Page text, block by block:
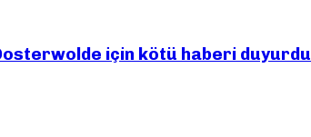
için kötü haberi duyurdu